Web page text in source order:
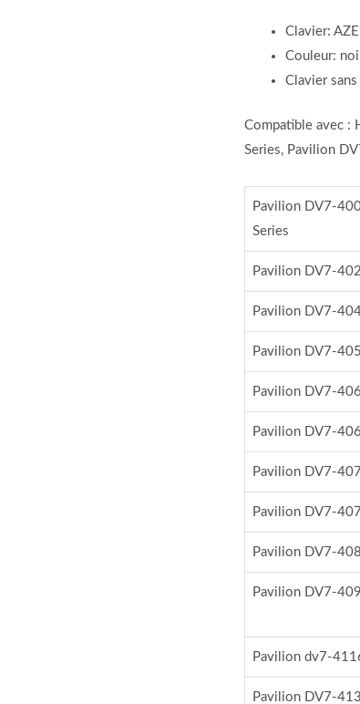
Clavier:
Couleur:
Clavier sans
Compatible avec :
Series, Pavilion
Pavilion DV7-
Series
Pavilion DV7-
Pavilion DV7-
Pavilion DV7-
Pavilion DV7-
Pavilion DV7-
Pavilion DV7-
Pavilion DV7-
Pavilion DV7-
Pavilion DV7-
Pavilion dv7-
Pavilion DV7-